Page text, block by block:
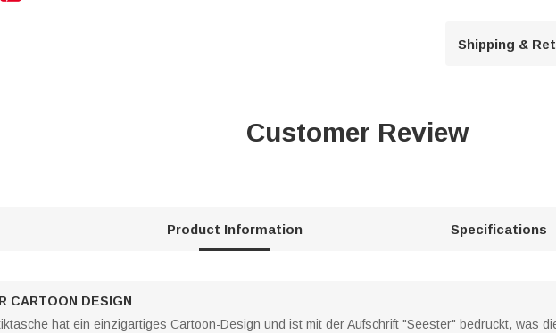
Shipping &
Customer Review
Product Information Specifications
CARTOON DESIGN
hat ein einzigartiges Cartoon-Design und ist mit der Aufschrift "Seester" bedruckt, was